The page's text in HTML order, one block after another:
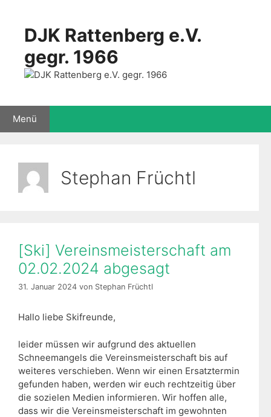
springenDJK Rattenberg e.V.
gegr. 1966
Menü
Stephan Früchtl
[Ski] Vereinsmeisterschaft am
02.02.2024 abgesagt
31. Januar 2024 von Stephan Früchtl
Hallo liebe Skifreunde,
leider müssen wir aufgrund des aktuellen
Schneemangels die Vereinsmeisterschaft bis auf
weiteres verschieben. Wenn wir einen Ersatztermin
gefunden haben, werden wir euch rechtzeitig über
die sozielen Medien informieren. Wir hoffen alle,
dass wir die Vereinsmeisterschaft im gewohnten